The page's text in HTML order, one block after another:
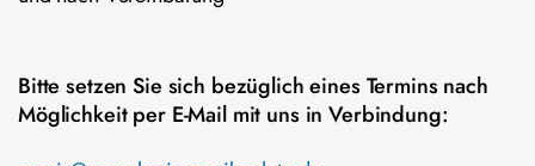
Bitte setzen Sie sich bezüglich eines Termins nach
Möglichkeit per E-Mail mit uns in Verbindung: